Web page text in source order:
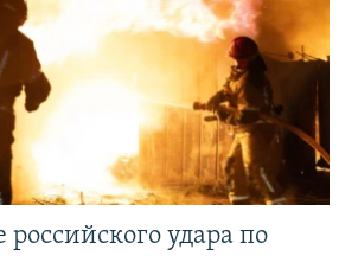
российского удара по